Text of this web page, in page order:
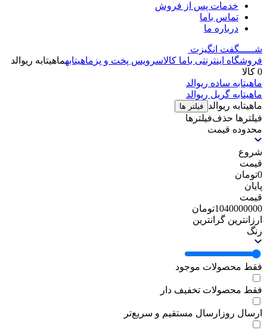
خدمات پس از فروش
تماس باما
درباره ما
شـــــگفت انگیزت
فروشگاه اینترنتی باما کالاسرویس پخت و پز ماهیتابهماهیتابه ریوالد
0 کالا
ماهیتابه ساده ریوالد
ماهیتابه گریل ریوالد
ماهیتابه ریوالد فیلتر ها
فیلترها حذف‌فیلتر‌ها
محدوده قیمت
شروع
قیمت
0تومان
پایان
قیمت
1040000000تومان
ارزانترین گرانترین
رنگ
فقط محصولات موجود
فقط محصولات تخفیف دار
ارسال روز ارسال مستقیم و سریع‌تر